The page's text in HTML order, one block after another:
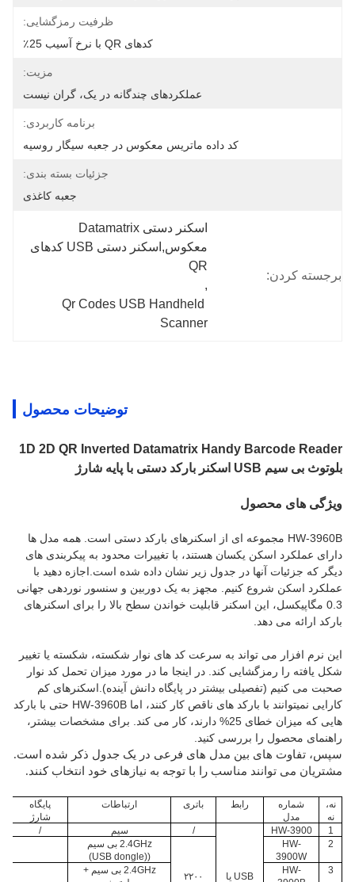
ظرفیت رمزگشایی:
کدهای QR با نرخ آسیب 25٪
مزیت:
عملکردهای چندگانه در یک، گران نیست
برنامه کاربردی:
کد داده ماتریس معکوس در جعبه سیگار روسیه
جزئیات بسته بندی:
جعبه کاغذی
برجسته کردن:
QR
,
Qr Codes USB Handheld
Scanner
توضیحات محصول
1D 2D QR Inverted Datamatrix Handy Barcode Reader
بلوتوث بی سیم USB اسکنر بارکد دستی با پایه شارژ
ویژگی های محصول
HW-3960B مجموعه ای از اسکنرهای بارکد دستی است. همه مدل ها
دارای عملکرد اسکن یکسان هستند، با تغییرات محدود به پیکربندی های
دیگر که جزئیات آنها در جدول زیر نشان داده شده است. اجازه دهید با
عملکرد اسکن شروع کنیم. مجهز به یک دوربین و سنسور نوردهی جهانی
0.3 مگاپیکسل، این اسکنر قابلیت خواندن سطح بالا را برای اسکنرهای
بارکد ارائه می دهد.
این نرم افزار می تواند به سرعت کد های نوار شکسته، شکسته یا تغییر
شکل یافته را رمزگشایی کند. در اینجا ما در مورد میزان تحمل کد نوار
صحبت می کنیم (تفصیلی بیشتر در پایگاه دانش آینده).اسکنرهای کم
کارایی نمیتوانند با بارکد های ناقص کار کنند، اما HW-3960B حتی با بارکد
هایی که میزان خطای 25% دارند، کار می کند. برای مشخصات بیشتر،
راهنمای محصول را بررسی کنید.
سپس، تفاوت های بین مدل های فرعی در یک جدول ذکر شده است.
مشتریان می توانند مناسب را با توجه به نیازهای خود انتخاب کنند.
نه،
نه
شماره
مدل
رابط باتری ارتباطات
پایگاه
شارژ
1
HW-3900
USB یا
/ سیم
/
2
HW-
3900W
۲۲۰۰
2.4GHz بی سیم
((USB dongle)
3
HW-
2.4GHz بی سیم +